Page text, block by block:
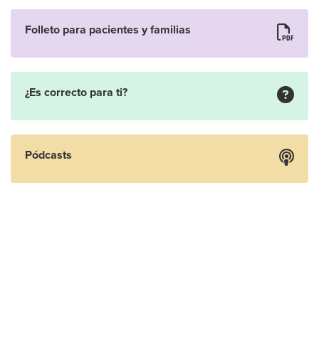
Folleto para pacientes y familias
¿Es correcto para ti?
Pódcasts